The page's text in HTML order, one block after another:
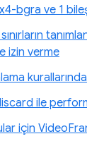
bgra ve 1
izin verme
ile
için